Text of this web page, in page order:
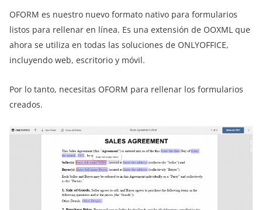
OFORM es nuestro nuevo formato nativo para formularios
listos para rellenar en línea. Es una extensión de OOXML que
ahora se utiliza en todas las soluciones de ONLYOFFICE,
incluyendo web, escritorio y móvil.
Por lo tanto, necesitas OFORM para rellenar los formularios
creados.